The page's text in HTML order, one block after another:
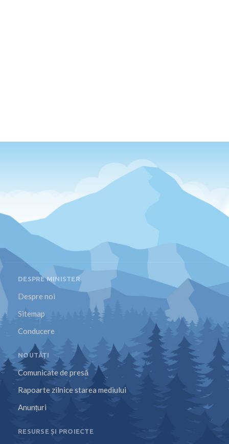
DESPRE MINISTER
Despre noi
Sitemap
Conducere
NOUTĂȚI
Comunicate de presă
Rapoarte zilnice starea mediului
Anunțuri
RESURSE ȘI PROIECTE